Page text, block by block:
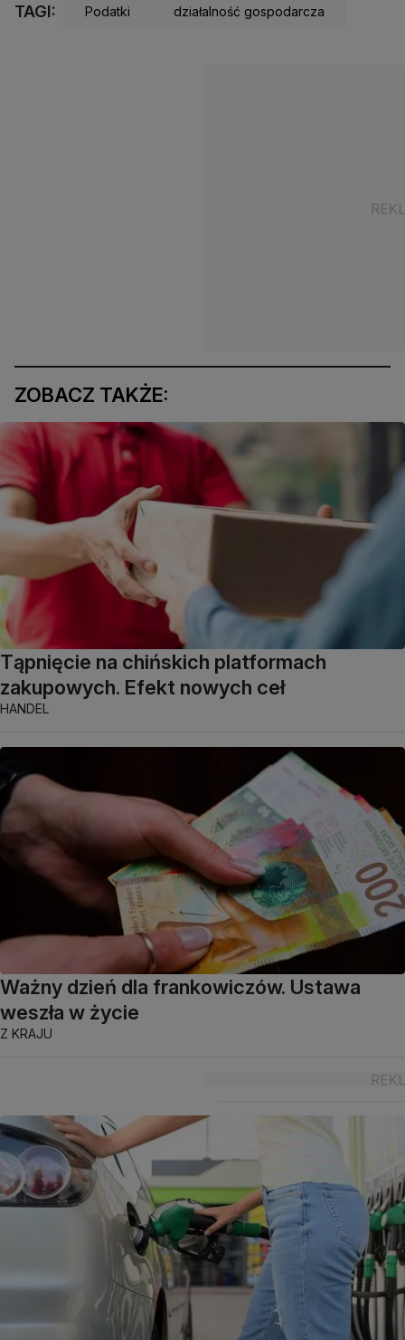
TAGI: Podatki działalność gospodarcza
ZOBACZ TAKŻE:
Tąpnięcie na chińskich platformach
zakupowych. Efekt nowych ceł
HANDEL
Ważny dzień dla frankowiczów. Ustawa
weszła w życie
Z KRAJU